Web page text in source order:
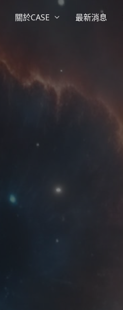
關於CASE 最新消息